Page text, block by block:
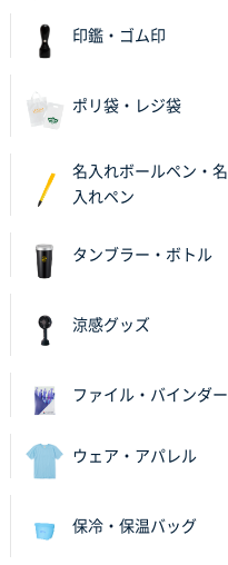
印鑑・ゴム印
ポリ袋・レジ袋
名入れボールペン・名
入れペン
タンブラー・ボトル
涼感グッズ
ファイル・バインダー
ウェア・アパレル
保冷・保温バッグ